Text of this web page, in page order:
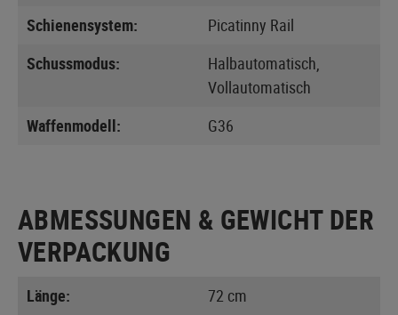
Schienensystem:
Picatinny Rail
Schussmodus:
Halbautomatisch,
Vollautomatisch
Waffenmodell:
G36
ABMESSUNGEN & GEWICHT DER
VERPACKUNG
Länge:
72 cm